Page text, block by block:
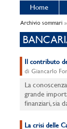
Home
Archivio sommari
Il contributo
di Giancarlo
La
grande
finanziari, sia
La crisi delle